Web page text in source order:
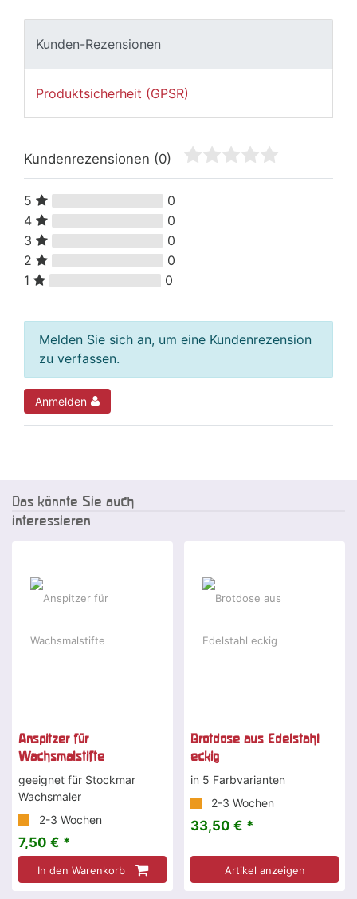
Kunden-Rezensionen
Produktsicherheit (GPSR)
Kundenrezensionen (0)
5
0
4
0
3
0
2
0
1
0
Melden Sie sich an, um eine Kundenrezension
zu verfassen.
Anmelden
Das könnte Sie auch
interessieren
Anspitzer für
Wachsmalstifte
geeignet für Stockmar
Wachsmaler
2-3 Wochen
7,50 € *
In den Warenkorb
Brotdose aus Edelstahl
eckig
in 5 Farbvarianten
2-3 Wochen
33,50 € *
Artikel anzeigen